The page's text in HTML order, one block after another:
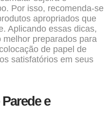
Por isso, recomenda-se
apropriados que
Aplicando essas dicas,
preparados para
de papel de
satisfatórios em seus
e